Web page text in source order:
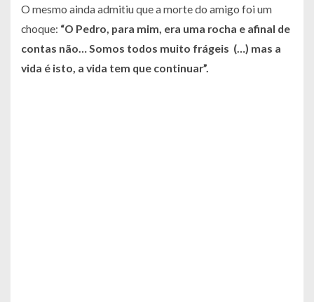
O mesmo ainda admitiu que a morte do amigo foi um
choque: “O Pedro, para mim, era uma rocha e afinal de
contas não… Somos todos muito frágeis (…) mas a
vida é isto, a vida tem que continuar”.